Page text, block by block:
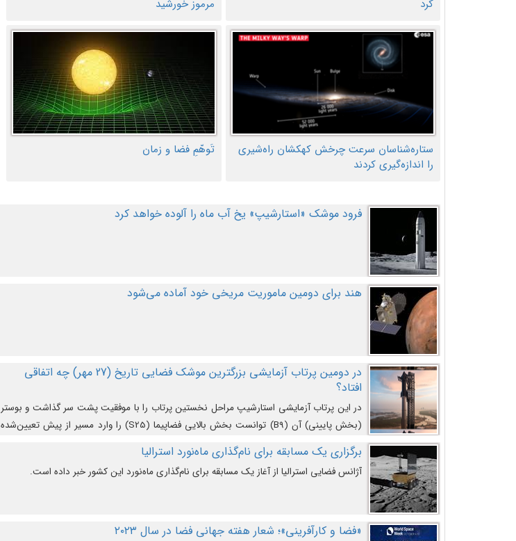
کرد
مرموز خورشید
ستاره‌شناسان سرعت چرخش کهکشان راه‌شیری
را اندازه‌گیری کردند
تَوهّمِ فضا و زمان
فرود موشک «استارشیپ» یخ آب ماه را آلوده خواهد کرد
هند برای دومین ماموریت مریخی خود آماده می‌شود
در دومین پرتاب آزمایشی بزرگترین موشک فضایی تاریخ (27 مهر‌) چه اتفاقی
افتاد؟
در این پرتاب آزمایشی استارشیپ مراحل نخستین پرتاب را با موفقیت پشت سر گذاشت و بوستر
(بخش پایینی) آن (B9) توانست بخش بالایی فضاپیما (S25) را وارد مسیر از پیش تعیین‌شده
کند و سپس با یک مکانیزم جدید با موفقیت از آن جدا شود. ‌
برگزاری یک مسابقه برای نام‌گذاری ماه‌نورد استرالیا
آژانس فضایی استرالیا از آغاز یک مسابقه برای نام‌گذاری ماه‌نورد این کشور خبر داده است.
«فضا و کارآفرینی»؛ شعار هفته جهانی فضا در سال ۲۰۲۳